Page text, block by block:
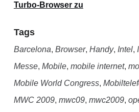
Turbo-Browser zu
Tags
Barcelona, Browser, Handy, Intel,
Messe, Mobile, mobile internet,
Mobile World Congress,
MWC 2009, mwc09, mwc2009,